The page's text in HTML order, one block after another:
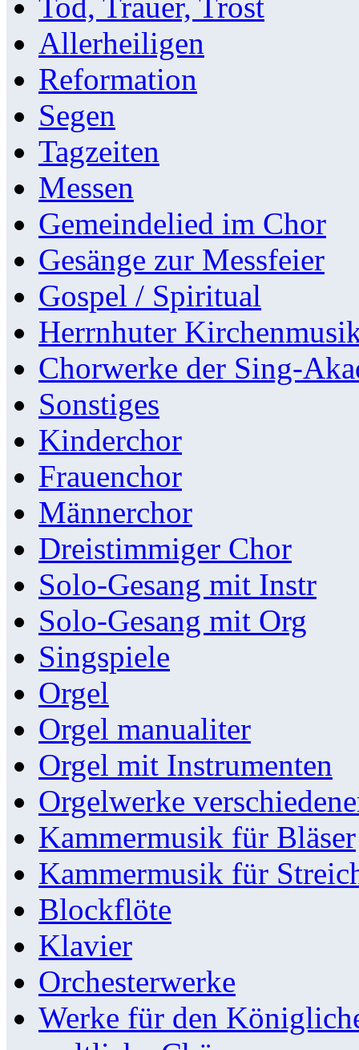
Tod, Trauer, Trost
Allerheiligen
Reformation
Segen
Tagzeiten
Messen
Gemeindelied im Chor
Gesänge zur Messfeier
Gospel / Spiritual
Herrnhuter
Chorwerke der Sing-
Sonstiges
Kinderchor
Frauenchor
Männerchor
Dreistimmiger Chor
Solo-Gesang mit Instr
Solo-Gesang mit Org
Singspiele
Orgel
Orgel manualiter
Orgel mit Instrumenten
Orgelwerke
Kammermusik für Bläser
Kammermusik für
Blockflöte
Klavier
Orchesterwerke
Werke für den